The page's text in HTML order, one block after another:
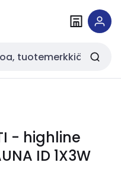
- highline
ID 1X3W